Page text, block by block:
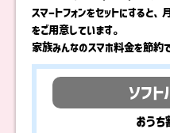
スマートフォンをセットにすると
をご用意しています。
家族みんなのスマホ料金を節約
ソフ
おう